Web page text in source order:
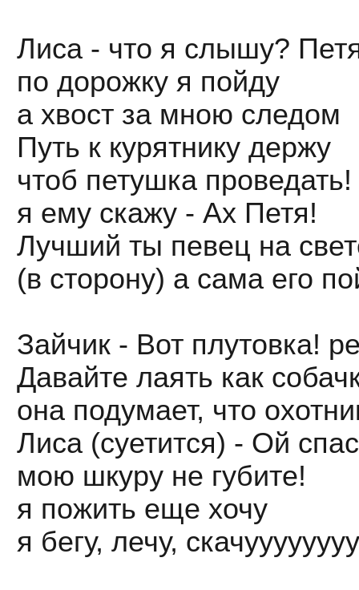
Лиса - что я слышу?
по дорожку я пойду
а хвост за мною следом
Путь к курятнику держу
чтоб петушка проведать!
я ему скажу - Ах Петя!
Лучший ты певец на
(в сторону) а сама его
Зайчик - Вот плутовка!
Давайте лаять как
она подумает, что
Лиса (суетится) - Ой
мою шкуру не губите!
я пожить еще хочу
я бегу, лечу,